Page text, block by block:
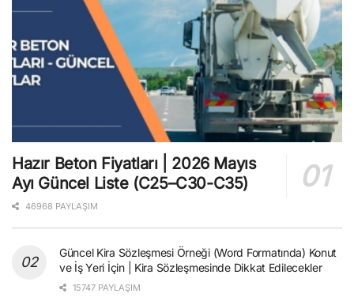
Hazır Beton Fiyatları | 2026 Mayıs
Ayı Güncel Liste (C25–C30-C35)
46968 PAYLAŞIM
Güncel Kira Sözleşmesi Örneği (Word Formatında) Konut
ve İş Yeri İçin | Kira Sözleşmesinde Dikkat Edilecekler
15747 PAYLAŞIM